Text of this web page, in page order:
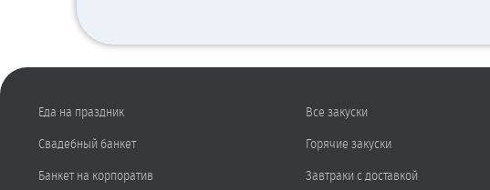
Еда на праздник
Свадебный банкет
Банкет на корпоратив
Все закуски
Горячие закуски
Завтраки с доставкой